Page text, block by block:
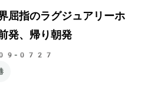
屈指のラグジュアリーホ
発、帰り朝発
0727